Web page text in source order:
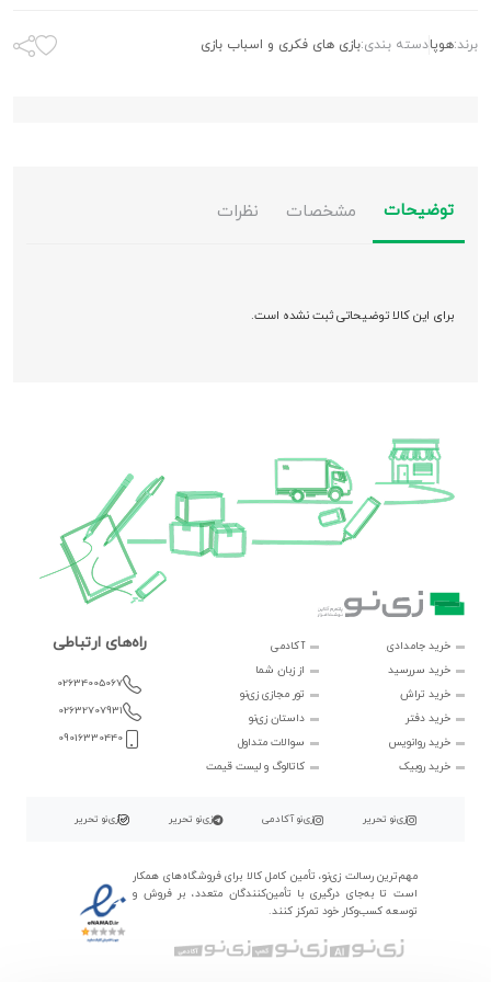
برند:هوپادسته بندی:بازی های فکری و اسباب بازی
توضیحات مشخصات نظرات
برای این کالا توضیحاتی ثبت نشده است.
خرید جامدادی
خرید سررسید
خرید تراش
خرید دفتر
خرید روانویس
خرید روبیک
آکادمی
از زبان شما
تور مجازی زی‌نو
داستان زی‌نو
سوالات متداول
کاتالوگ و لیست قیمت
راه‌های ارتباطی
02634005067
02632707931
09016330440
زی‌نو تحریر زی‌نو آکادمی زی‌نو تحریر زی‌نو تحریر
مهم‌ترین رسالت زی‌نو، تأمین کامل کالا برای فروشگاه‌های همکار
است تا به‌جای درگیری با تأمین‌کنندگان متعدد، بر فروش و
توسعه کسب‌وکار خود تمرکز کنند.